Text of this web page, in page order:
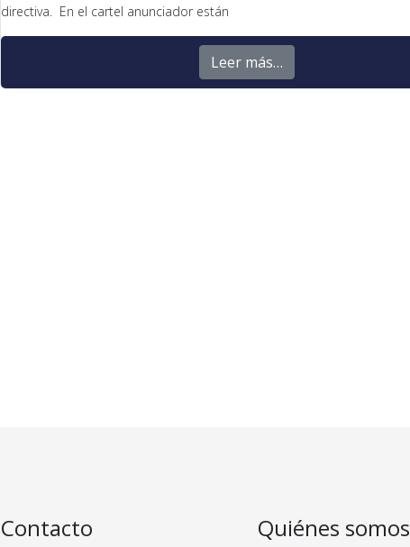
directiva. En el cartel anunciador están
Leer más…
Contacto Quiénes somos